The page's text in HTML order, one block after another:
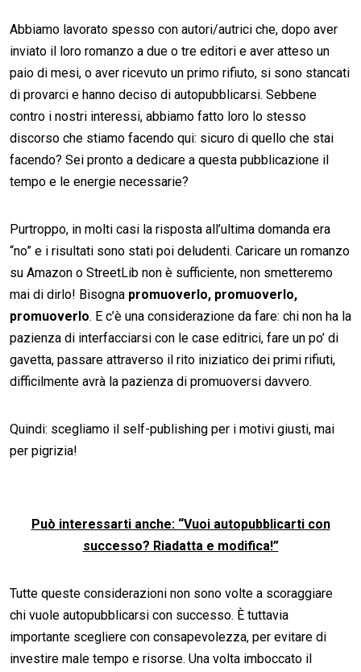
Abbiamo lavorato spesso con autori/autrici che, dopo aver
inviato il loro romanzo a due o tre editori e aver atteso un
paio di mesi, o aver ricevuto un primo rifiuto, si sono stancati
di provarci e hanno deciso di autopubblicarsi. Sebbene
contro i nostri interessi, abbiamo fatto loro lo stesso
discorso che stiamo facendo qui: sicuro di quello che stai
facendo? Sei pronto a dedicare a questa pubblicazione il
tempo e le energie necessarie?
Purtroppo, in molti casi la risposta all’ultima domanda era
“no” e i risultati sono stati poi deludenti. Caricare un romanzo
su Amazon o StreetLib non è sufficiente, non smetteremo
mai di dirlo! Bisogna promuoverlo, promuoverlo,
promuoverlo. E c’è una considerazione da fare: chi non ha la
pazienza di interfacciarsi con le case editrici, fare un po’ di
gavetta, passare attraverso il rito iniziatico dei primi rifiuti,
difficilmente avrà la pazienza di promuoversi davvero.
Quindi: scegliamo il self-publishing per i motivi giusti, mai
per pigrizia!
Può interessarti anche: “Vuoi autopubblicarti con
successo? Riadatta e modifica!”
Tutte queste considerazioni non sono volte a scoraggiare
chi vuole autopubblicarsi con successo. È tuttavia
importante scegliere con consapevolezza, per evitare di
investire male tempo e risorse. Una volta imboccato il